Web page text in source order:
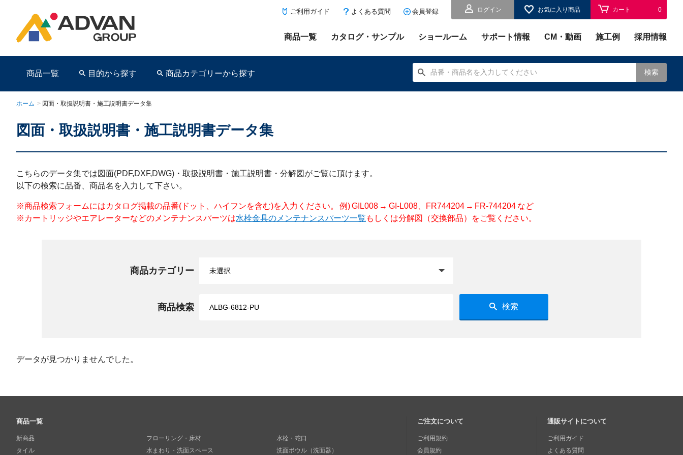
ログイン お気に入り商品 カート 0
ご利用ガイド よくある質問 会員登録
商品一覧 カタログ・サンプル ショールーム サポート情報 CM・動画 施工例 採用情報
商品一覧 目的から探す 商品カテゴリーから探す 検索
ホーム > 図面・取扱説明書・施工説明書データ集
図面・取扱説明書・施工説明書データ集
こちらのデータ集では図面(PDF,DXF,DWG)・取扱説明書・施工説明書・分解図がご覧に頂けます。
以下の検索に品番、商品名を入力して下さい。
※商品検索フォームにはカタログ掲載の品番(ドット、ハイフンを含む)を入力ください。 例) GIL008 → GI-L008、FR744204 → FR-744204 など
※カートリッジやエアレーターなどのメンテナンスパーツは水栓金具のメンテナンスパーツ一覧 もしくは分解図（交換部品）をご覧ください。
商品カテゴリー
商品検索 検索
データが見つかりませんでした。
商品一覧
新商品
タイル
フローリング・床材
水まわり・洗面スペース
水栓・蛇口
洗面ボウル（洗面器）
ご注文について
ご利用規約
会員規約
通販サイトについて
ご利用ガイド
よくある質問